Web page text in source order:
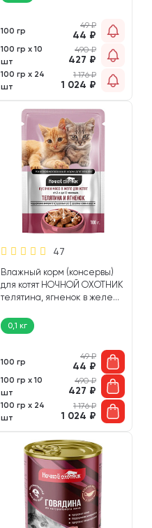
100 гр
49₽
44 ₽
100 гр х 10
шт
490₽
427 ₽
100 гр х 24
шт
1 176₽
1 024 ₽
47
Влажный корм (консервы)
для котят НОЧНОЙ ОХОТНИК
телятина, ягненок в желе
0,1 кг
100 гр
49₽
44 ₽
100 гр х 10
шт
490₽
427 ₽
100 гр х 24
шт
1 176₽
1 024 ₽